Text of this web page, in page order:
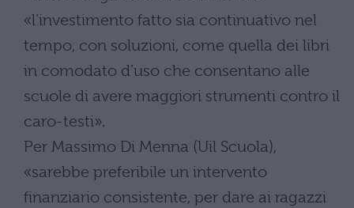
«l’investimento fatto sia continuativo nel
tempo, con soluzioni, come quella dei libri
in comodato d’uso che consentano alle
scuole di avere maggiori strumenti contro il
caro-testi».
Per Massimo Di Menna (Uil Scuola),
«sarebbe preferibile un intervento
finanziario consistente, per dare ai ragazzi